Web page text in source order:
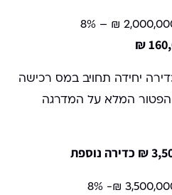
יחידה תחויב במס רכישה
בשל הפטור המלא על המדרגה